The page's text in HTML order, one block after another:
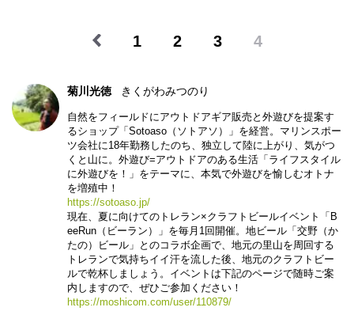
1 2 3 4
菊川光徳 きくがわみつのり
自然をフィールドにアウトドアギア販売と外遊びを提案す
るショップ「Sotoaso（ソトアソ）」を経営。マリンスポー
ツ会社に18年勤務したのち、独立して陸に上がり、気がつ
くと山に。外遊び=アウトドアのある生活「ライフスタイル
に外遊びを！」をテーマに、本気で外遊びを愉しむオトナ
を増殖中！
https://sotoaso.jp/
現在、夏に向けてのトレラン×クラフトビールイベント「B
eeRun（ビーラン）」を毎月1回開催。地ビール「交野（か
たの）ビール」とのコラボ企画で、地元の里山を周回する
トレランで気持ちイイ汗を流した後、地元のクラフトビー
ルで乾杯しましょう。イベントは下記のページで随時ご案
内しますので、ぜひご参加ください！
https://moshicom.com/user/110879/